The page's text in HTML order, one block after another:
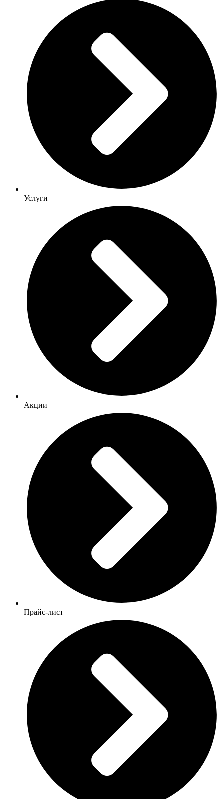
Услуги
Акции
Прайс-лист